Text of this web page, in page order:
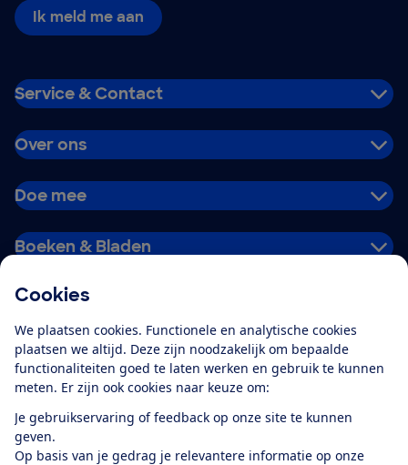
Cookies
We plaatsen cookies. Functionele en analytische cookies
plaatsen we altijd. Deze zijn noodzakelijk om bepaalde
functionaliteiten goed te laten werken en gebruik te kunnen
meten. Er zijn ook cookies naar keuze om:
Je gebruikservaring of feedback op onze site te kunnen
geven.
Op basis van je gedrag je relevantere informatie op onze
Ik meld me aan
Service & Contact
Over ons
Doe mee
Boeken & Bladen
Alles over de
app